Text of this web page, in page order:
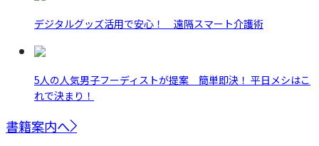
デジタルグッズ活用で安心！ 遠隔スマート介護術
5人の人気男子フーディストが提案 簡単即決！ 平日メシはこ
れで決まり！
書籍案内へ